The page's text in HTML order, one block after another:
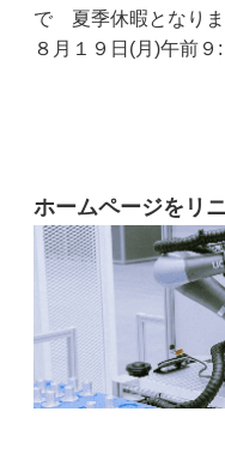
で 夏季休暇となりま
８月１９日(月)午前９
ホームページをリ